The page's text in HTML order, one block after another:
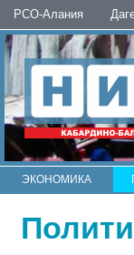
РСО-Алания
ЭКОНОМИКА